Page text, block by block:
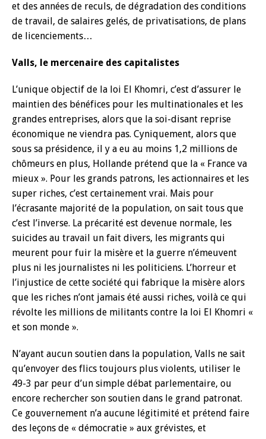
et des années de reculs, de dégradation des conditions
de travail, de salaires gelés, de privatisations, de plans
de licenciements…
Valls, le mercenaire des capitalistes
L’unique objectif de la loi El Khomri, c’est d’assurer le
maintien des bénéfices pour les multinationales et les
grandes entreprises, alors que la soi-disant reprise
économique ne viendra pas. Cyniquement, alors que
sous sa présidence, il y a eu au moins 1,2 millions de
chômeurs en plus, Hollande prétend que la « France va
mieux ». Pour les grands patrons, les actionnaires et les
super riches, c’est certainement vrai. Mais pour
l’écrasante majorité de la population, on sait tous que
c’est l’inverse. La précarité est devenue normale, les
suicides au travail un fait divers, les migrants qui
meurent pour fuir la misère et la guerre n’émeuvent
plus ni les journalistes ni les politiciens. L’horreur et
l’injustice de cette société qui fabrique la misère alors
que les riches n’ont jamais été aussi riches, voilà ce qui
révolte les millions de militants contre la loi El Khomri «
et son monde ».
N’ayant aucun soutien dans la population, Valls ne sait
qu’envoyer des flics toujours plus violents, utiliser le
49-3 par peur d’un simple débat parlementaire, ou
encore rechercher son soutien dans le grand patronat.
Ce gouvernement n’a aucune légitimité et prétend faire
des leçons de « démocratie » aux grévistes, et